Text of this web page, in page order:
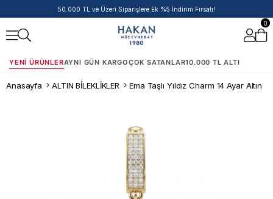
50.000 TL ve Üzeri Siparişlere Ek %5 İndirim Fırsatı!
0
YENI ÜRÜNLERAYNI GÜN KARGOÇOK SATANLAR10.000 TL ALTI
Anasayfa ALTIN BİLEKLİKLER Ema Taşlı Yıldız Charm 14 Ayar Altın